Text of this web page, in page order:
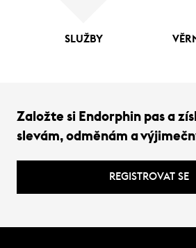
SLUŽBY
Založte si Endorphin pas a
slevám, odměnám a
REGISTROVAT SE